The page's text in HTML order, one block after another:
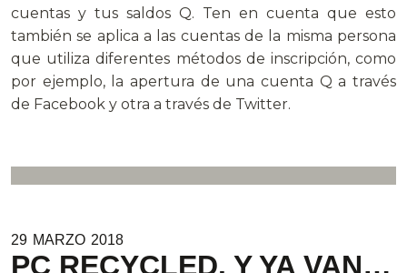
cuentas y tus saldos Q. Ten en cuenta que esto
también se aplica a las cuentas de la misma persona
que utiliza diferentes métodos de inscripción, como
por ejemplo, la apertura de una cuenta Q a través
de Facebook y otra a través de Twitter.
29 MARZO 2018
PC RECYCLED. Y YA VAN…